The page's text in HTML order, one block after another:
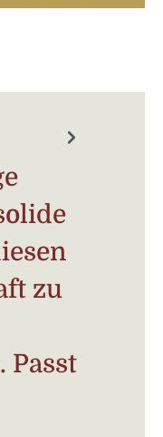
zu
Passt